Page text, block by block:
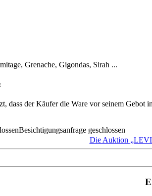
Grenache, Gigondas, Sirah ...
dass der Käufer die Ware vor seinem
Besichtigungsanfrage geschlossen
Die Auktion